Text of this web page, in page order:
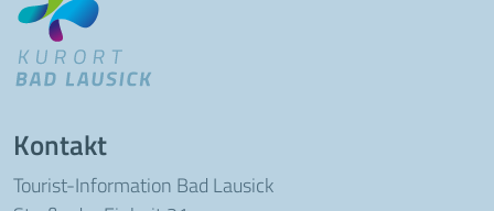
Kontakt
Tourist-Information Bad Lausick